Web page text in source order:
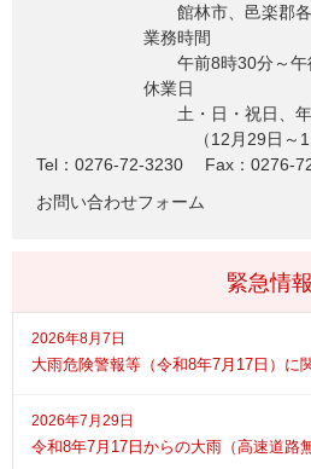
館林市、邑楽郡
業務時間
午前8時30分～午
休業日
土・日・祝日、年
（12月29日～1
Tel：0276-72-3230
Fax：0276-
お問い合わせフォーム
緊急情報
2026年8月7日
大雨危険警報等（令和8年7月17日）に
2026年7月29日
令和8年7月17日からの大雨（高速道路